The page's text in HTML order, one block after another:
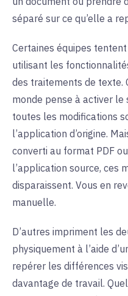
séparé sur ce qu’elle a
Certaines équipes
utilisant les
des traitements de texte.
monde pense à activer le
toutes les modifications
l’application d’origine.
converti au format PDF
l’application source, ces
disparaissent. Vous en
manuelle.
D’autres impriment les
physiquement à l’aide
repérer les différences
davantage de travail.